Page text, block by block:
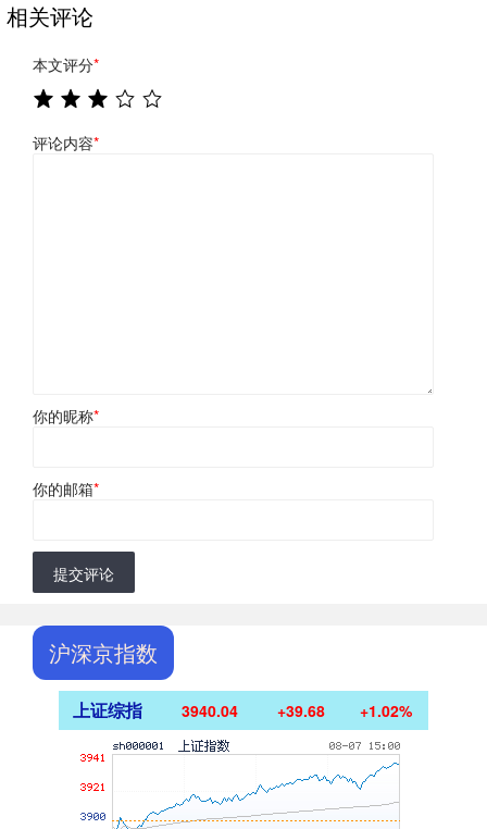
相关评论
本文评分*
评论内容*
你的昵称*
你的邮箱*
提交评论
沪深京指数
上证综指 3940.04 +39.68 +1.02%